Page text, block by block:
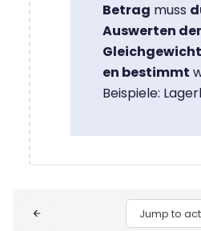
Betrag muss
Auswerten der
en bestimmt
Beispiele:
Jump to